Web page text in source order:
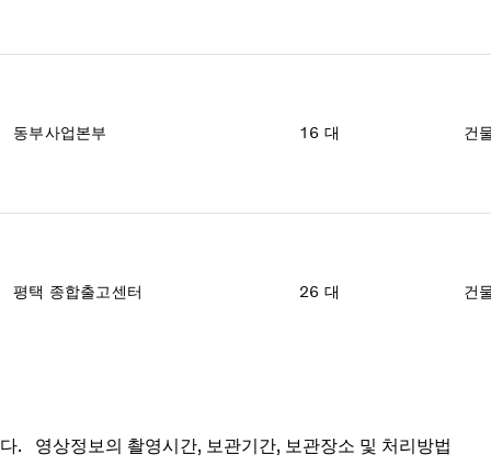
동부사업본부 16 대 건
평택 종합출고센터 26 대 건
다. 영상정보의 촬영시간, 보관기간, 보관장소 및 처리방법